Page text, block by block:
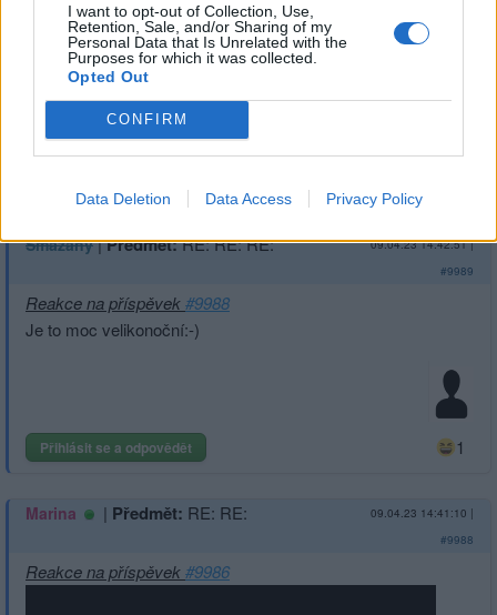
I want to opt-out of Collection, Use,
Retention, Sale, and/or Sharing of my
Personal Data that Is Unrelated with the
Purposes for which it was collected.
Opted Out
CONFIRM
Data Deletion Data Access Privacy Policy
Reklama
Smazaný|Předmět:RE: RE: RE: 09.04.23 14:42:51|
#9989
Reakce na příspěvek#9988
Je to moc velikonoční:-)
Přihlásit se a odpovědět 1
Marina | Předmět: RE: RE: 09.04.23 14:41:10 |
#9988
Reakce na příspěvek#9986